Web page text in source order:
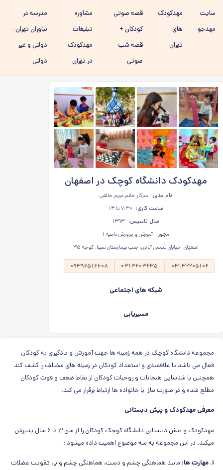
سایت
مهدجو
مهدکودک
های
تهران
قصه صوتی
کودکان +
قصه شب
صوتی
مشاوره
تبلیغات
مهدکودک
در تهران
مدرسه در
نیاوران تهران -
دولتی و غیر
دولتی
مهدکودک دانشگاه کوچک در اصفهان
نام مدیر: سرکار خانم مریم خالقی
ساعت کاری: ۷:۳۰ تا ۱۴
سال تاسیس: ۱۳۹۳
مجوز: آموزش و پرورش ناحیه ۱
اصفهان، خیابان شمس آبادی، جنب بیمارستان سینا، کوچه ۳۵
۰۳۱۳۲۲۰۵۱۰۲ ۰۳۱۳۲۰۳۲۳۵ ۰۹۳۹۶۵۱۶۶۰۸
شبکه های اجتماعی
مسیریابی
مجموعه دانشگاه کوچک در همه زمینه ها جهت آموزش و یادگیری به کودکان
فعال می باشد تا علاقمندی و استعداد کودکان در زمینه های مختلف را کشف کند
همچنین با شناسایی هیجانات و روحیات کودکان از نقاط ضعف و قوت کودکان
مطلع شده و در صورت نیاز با خانواده ها ارتباط برقرار می کند.
معرفی مهدکودک و پیش دبستانی
مهدکودک و پیش دبستانی دانشگاه کوچک کودکان را از سن ۳ تا ۶ سال پذیرش
میکند. در این مجموعه به سه موضوع اهمیت داده میشود :
۱. مهارت ها:
مانند هماهنگی چشم و دست، هماهنگی چشم و پا، تقویت عضلات